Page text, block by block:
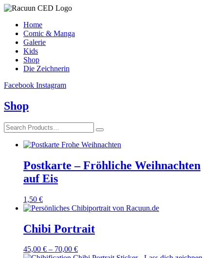
Home
Comic & Manga
Galerie
Kids
Shop
Die Zeichnerin
Facebook Instagram
Shop
Postkarte – Fröhliche Weihnachten
auf Eis
1,50 €
Chibi Portrait
45,00 € – 70,00 €